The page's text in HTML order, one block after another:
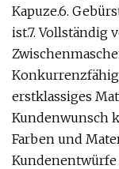
Kapuze.6.
ist.7. Vollständig
erstklassiges
Kundenwunsch
Farben und